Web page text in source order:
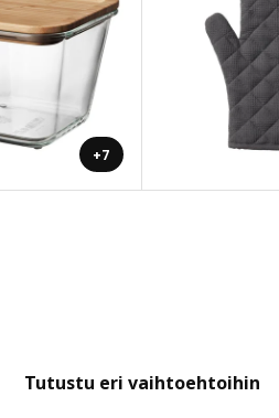
+7
Tutustu eri vaihtoehtoihin